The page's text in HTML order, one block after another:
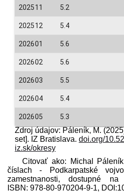
202511 5.2
202512 5.4
202601 5.6
202602 5.6
202603 5.5
202604 5.4
202605 5.3
Zdroj údajov: Páleník, M.
set]. IZ Bratislava. doi.org/
iz.sk/okresy
Citovať ako: Michal
číslach - Podkarpatské
zamestnanosti, dostupné na
ISBN: 978-80-970204-9-1,